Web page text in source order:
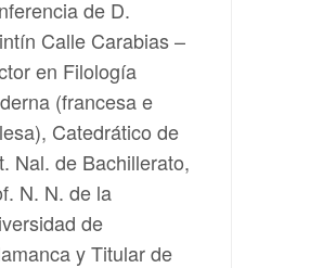
de D.
Calle Carabias –
en Filología
(francesa e
Catedrático de
Nal. de Bachillerato,
N. N. de la
de
y Titular de